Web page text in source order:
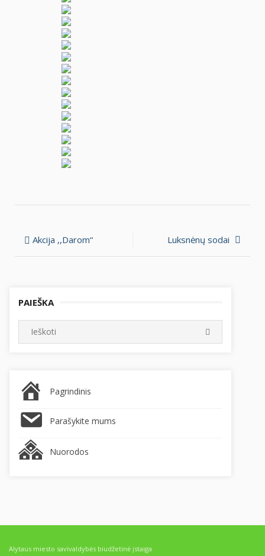
Navigacija
tarp
Akcija ,,Darom“ Luksnėnų sodai
PAIEŠKA
Search
for:
Pagrindinis
Parašykite mums
Nuorodos
Alytaus miesto savivaldybės biudžetinė įstaiga